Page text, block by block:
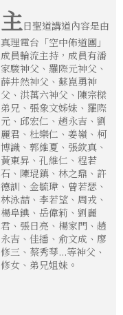
主日聖道講道內容是由
真理電台「空中佈道團」
成員輪流主持，成員有潘
家駿神父、羅際元神父、
薛井然神父、蘇崑勇神
父、洪萬六神父、陳宗樑
弟兄、張象文姊妹、羅際
元、邱宏仁、趙永吉、劉
麗君、杜樂仁、姜嶺、柯
博識、郭維夏、張欽真、
黃東昇、孔維仁、程若
石、陳琨鎮、林之鼎、許
德訓、金毓瑋、曾若瑟、
林泳喆、李若望、周戎、
楊阜錪、岳偉莉、劉麗
君、張日亮、楊家門、趙
永吉、佳播、俞文成、廖
修三、蔡秀琴...等神父、
修女、弟兄姐妹。